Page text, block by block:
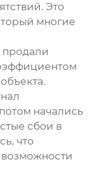
Это
многие
продали
начались
сбои в
что